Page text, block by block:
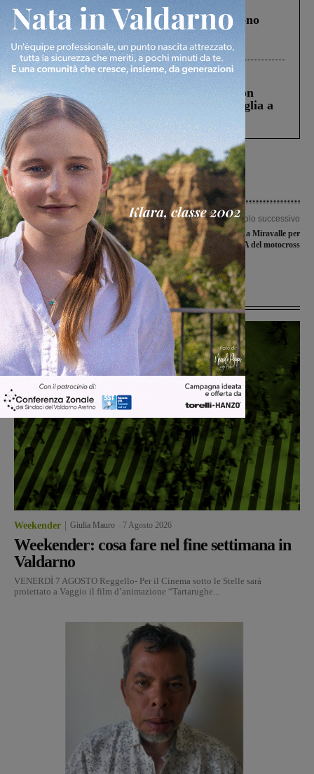
Cronaca
Un anno fa la strage in A1 in cui morirono
Gianni, Giulia e Franco. Lo schianto, il
processo, lo stop ai sorpassi fra tir....
Cronaca 3 Agosto 2026
Scomparso da una struttura di Castiglion
Fiorentino l’uomo che aveva ucciso la figlia a
Levane nel 2020
Articolo precedente
Elezioni di Figline Incisa, il Ministro
Abodi in vista all’impianto sportivo di
Matassino
Articolo successivo
Quattromila presenze a Miravalle per
la serie A del motocross
Ultime Notizie
Weekender Giulia Mauro 7 Agosto 2026
Weekender: cosa fare nel fine settimana in
Valdarno
VENERDÌ 7 AGOSTO Reggello- Per il Cinema sotto le Stelle sarà
proiettato a Vaggio il film d’animazione “Tartarughe...